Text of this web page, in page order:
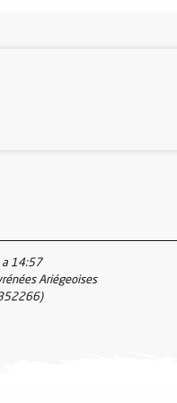
a 14:57
Ariégeoises
)